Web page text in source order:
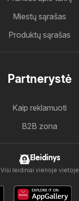
Miestų sąrašas
Produktų sąrašas
Partnerystė
Kaip reklamuoti
B2B zona
Eleidinys
Visi leidiniai vienoje vietoje